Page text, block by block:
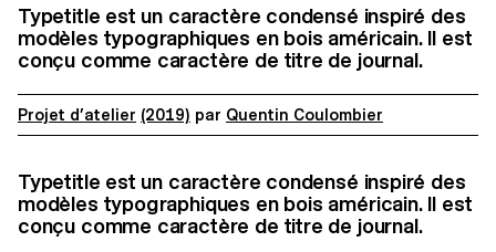
Typetitle est un caractère condensé inspiré des
modèles typographiques en bois américain. Il est
conçu comme caractère de titre de journal.
Projet d’atelier (2019) par Quentin Coulombier
Typetitle est un caractère condensé inspiré des
modèles typographiques en bois américain. Il est
conçu comme caractère de titre de journal.